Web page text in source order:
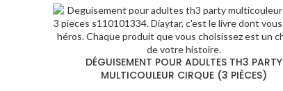
DÉGUISEMENT POUR ADULTES TH3 PARTY
MULTICOULEUR CIRQUE (3 PIÈCES)